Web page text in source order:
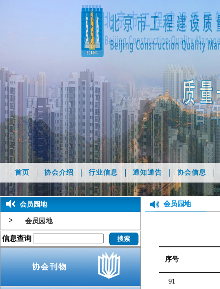
首页 协会介绍 行业信息 通知通告 协会信息
会员园地
会员园地
信息查询
协会刊物
会员园地
序号
91